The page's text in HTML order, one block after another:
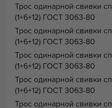
Трос одинарной свивки
(1+6+12) ГОСТ 3063-80
Трос одинарной свивки
(1+6+12) ГОСТ 3063-80
Трос одинарной свивки
(1+6+12) ГОСТ 3063-80
Трос одинарной свивки
(1+6+12) ГОСТ 3063-80
Трос одинарной свивки